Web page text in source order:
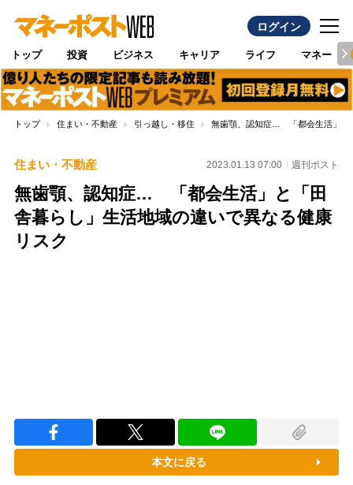
ログイン
トップ 投資 ビジネス キャリア ライフ マネー
トップ 住まい・不動産 引っ越し・移住 無歯顎、認知症… 「都会生活」と
住まい・不動産 2023.01.13 07:00 週刊ポスト
無歯顎、認知症… 「都会生活」と「田
舎暮らし」生活地域の違いで異なる健康
リスク
本文に戻る